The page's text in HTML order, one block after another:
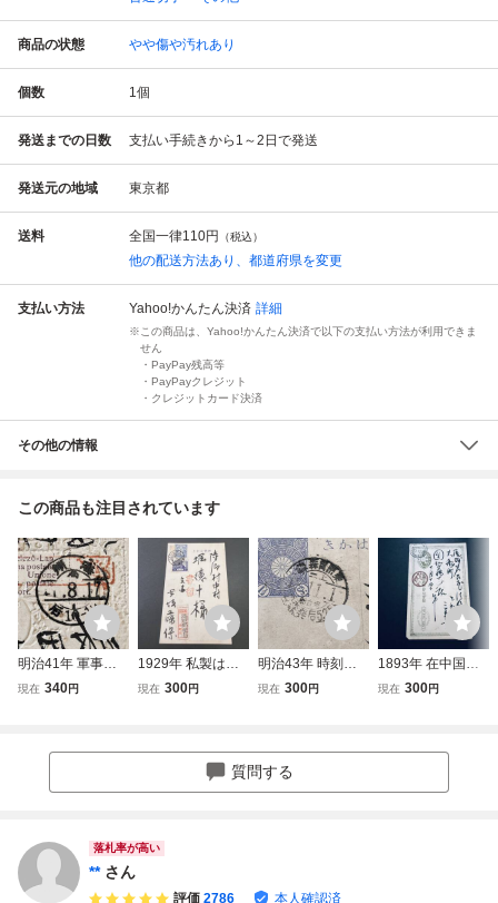
商品の状態 やや傷や汚れあり
個数 1個
発送までの日数 支払い手続きから1～2日で発送
発送元の地域 東京都
送料 全国一律110円 （税込）
他の配送方法あり、都道府県を変更
支払い方法 Yahoo!かんたん決済 詳細
この商品は、Yahoo!かんたん決済で以下の支払い方法が利用できま
せん
・PayPay残高等
・PayPayクレジット
・クレジットカード決済
その他の情報
この商品も注目されています
明治41年 軍事郵
便使用例 朝鮮発信
現在 340円
1929年 私製はが
き書留便使用例 田
現在 300円
明治43年 時刻入
鉄郵印使用例 「東
タイア
現在 300円
1893年 在中国日
本郵便局使用例 二
現在 300円
質問する
落札率が高い
** さん
評価 2786 本人確認済